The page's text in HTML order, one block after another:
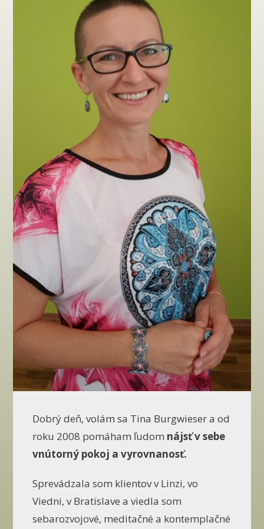
Dobrý deň, volám sa Tina Burgwieser a od
roku 2008 pomáham ľudom nájsť v sebe
vnútorný pokoj a vyrovnanosť.
Sprevádzala som klientov v Linzi, vo
Viedni, v Bratislave a viedla som
sebarozvojové, meditačné a kontemplačné